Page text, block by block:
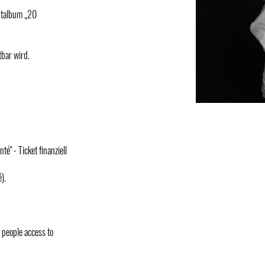
„20
wird.
- Ticket finanziell
access to